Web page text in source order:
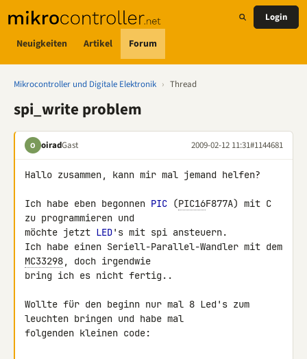
Neuigkeiten Artikel Forum
Login
Mikrocontroller und Digitale Elektronik › Thread
spi_write problem
O oiradGast 2009-02-12 11:31#1144681
Hallo zusammen, kann mir mal jemand helfen?
Ich habe eben begonnen PIC (PIC16F877A) mit C
zu programmieren und
möchte jetzt LED's mit spi ansteuern.
MC33298, doch irgendwie
bring ich es nicht fertig..
Wollte für den beginn nur mal 8 Led's zum
leuchten bringen und habe mal
folgenden kleinen code: